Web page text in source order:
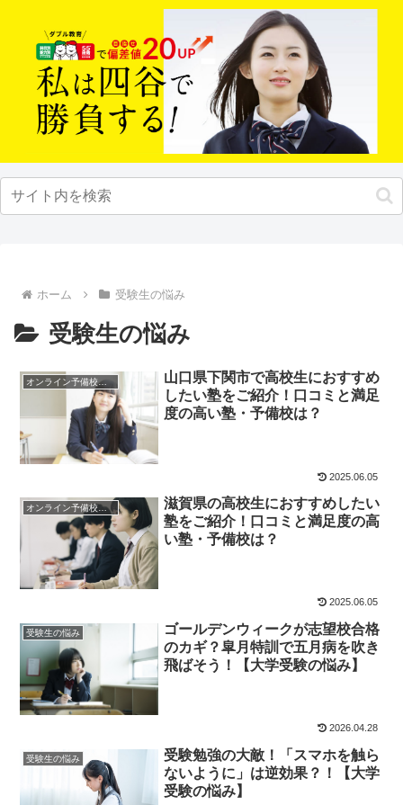
ホーム 受験生の悩み
受験生の悩み
オンライン予備校・塾の活用法
山口県下関市で高校生におすすめ
したい塾をご紹介！口コミと満足
度の高い塾・予備校は？
2025.06.05
オンライン予備校・塾の活用法
滋賀県の高校生におすすめしたい
塾をご紹介！口コミと満足度の高
い塾・予備校は？
2025.06.05
受験生の悩み
ゴールデンウィークが志望校合格
のカギ？皐月特訓で五月病を吹き
飛ばそう！【大学受験の悩み】
2026.04.28
受験生の悩み
受験勉強の大敵！「スマホを触ら
ないように」は逆効果？！【大学
受験の悩み】